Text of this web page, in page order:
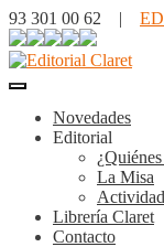
93 301 00 62 |
Novedades
Editorial
La Misa
Librería Claret
Contacto